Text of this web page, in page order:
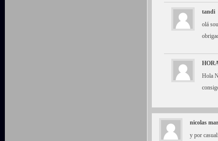
tandi
olá
Hola
nicolas
y por